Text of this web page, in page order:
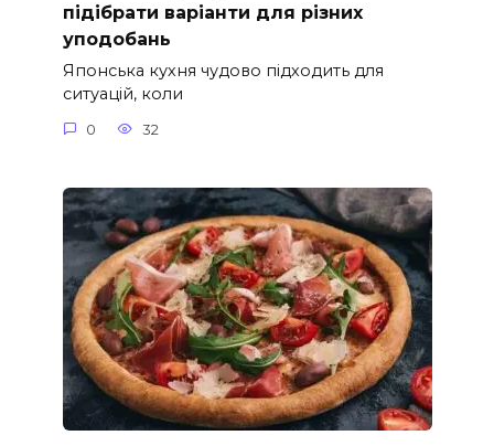
підібрати варіанти для різних
уподобань
Японська кухня чудово підходить для
ситуацій, коли
0 32